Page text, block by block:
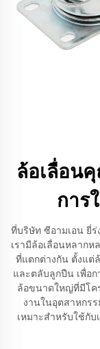
ล้อเลื่อน
การ
ที่บริษัท ซีอามเอน ยี่ร่
เรามีล้อเลื่อนหลากห
ที่แตกต่างกัน ตั้งแต่
และตลับลูกปืน เพื่อ
ล้อขนาดใหญ่ที่มีโค
งานในอุตสาหกร
เหมาะสำหรับใช้กับ